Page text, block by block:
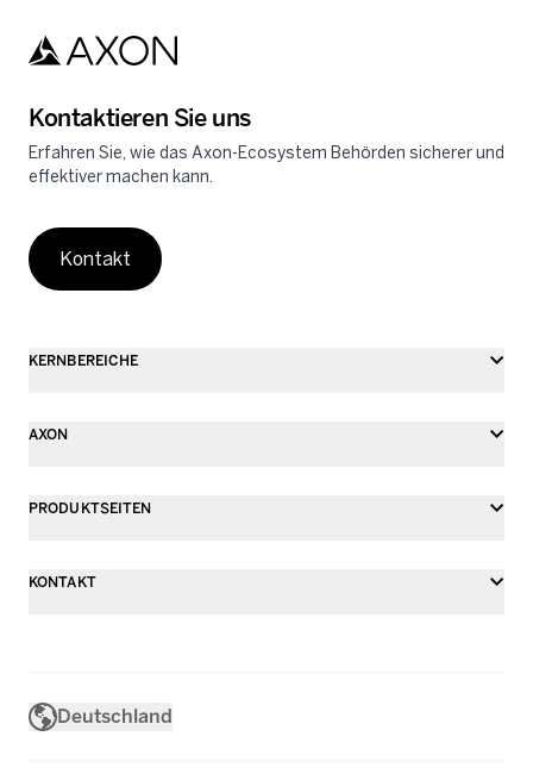
Kontaktieren Sie uns
Erfahren Sie, wie das Axon-Ecosystem Behörden sicherer und
effektiver machen kann.
Kontakt
KERNBEREICHE
AXON
PRODUKTSEITEN
KONTAKT
Deutschland